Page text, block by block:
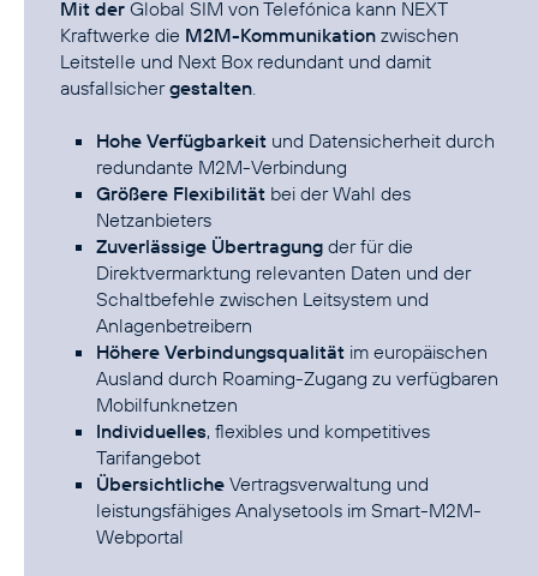
Mit der Global SIM von Telefónica kann NEXT
Kraftwerke die M2M-Kommunikation zwischen
Leitstelle und Next Box redundant und damit
ausfallsichergestalten.
Hohe Verfügbarkeit und Datensicherheit durch
redundante M2M-Verbindung
Größere Flexibilität bei der Wahl des
Netzanbieters
Zuverlässige Übertragung der für die
Direktvermarktung relevanten Daten und der
Schaltbefehle zwischen Leitsystem und
Anlagenbetreibern
Höhere Verbindungsqualität im europäischen
Ausland durch Roaming-Zugang zu verfügbaren
Mobilfunknetzen
Individuelles, flexibles und kompetitives
Tarifangebot
Übersichtliche Vertragsverwaltung und
leistungsfähiges Analysetools im Smart-M2M-
Webportal